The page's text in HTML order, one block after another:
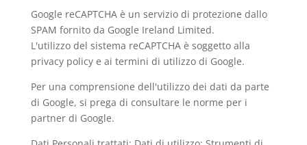
Google reCAPTCHA è un servizio di protezione dallo
SPAM fornito da Google Ireland Limited.
L'utilizzo del sistema reCAPTCHA è soggetto alla
privacy policye ai termini di utilizzodi Google.
Per una comprensione dell'utilizzo dei dati da parte
di Google, si prega di consultare le norme per i
partner di Google.